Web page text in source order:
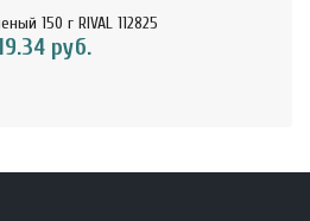
150 г RIVAL 112825
руб.